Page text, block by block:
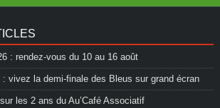
: rendez-vous du 10 au 16 août
: vivez la demi-finale des Bleus sur grand écran
les 2 ans du Au’Café Associatif